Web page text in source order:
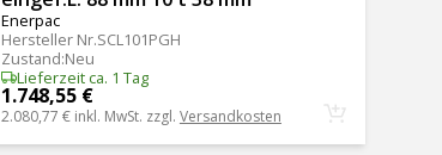
Enerpac
Hersteller Nr.SCL101PGH
Zustand:Neu
Lieferzeit ca. 1 Tag
1.748,55 €
2.080,77 € inkl. MwSt. zzgl. Versandkosten